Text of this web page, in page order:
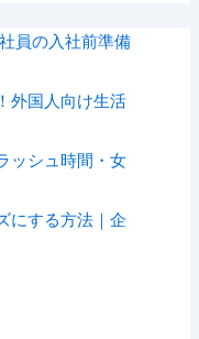
員の入社前準備
外国人向け生活
ッシュ時間・女
にする方法｜企